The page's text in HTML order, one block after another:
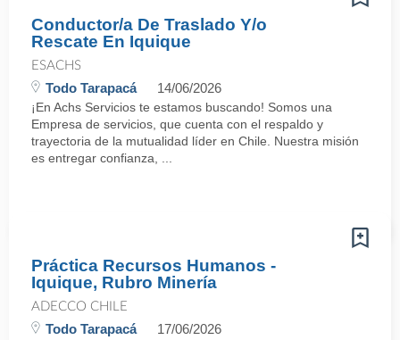
Conductor/a De Traslado Y/o
Rescate En Iquique
ESACHS
Todo Tarapacá 14/06/2026
¡En Achs Servicios te estamos buscando! Somos una
Empresa de servicios, que cuenta con el respaldo y
trayectoria de la mutualidad líder en Chile. Nuestra misión
es entregar confianza, ...
Práctica Recursos Humanos -
Iquique, Rubro Minería
ADECCO CHILE
Todo Tarapacá 17/06/2026